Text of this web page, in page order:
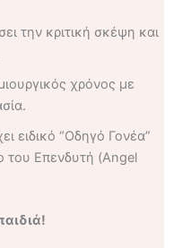
την κριτική σκέψη και
χρόνος με
ειδικό “Οδηγό Γονέα”
του Επενδυτή (Angel